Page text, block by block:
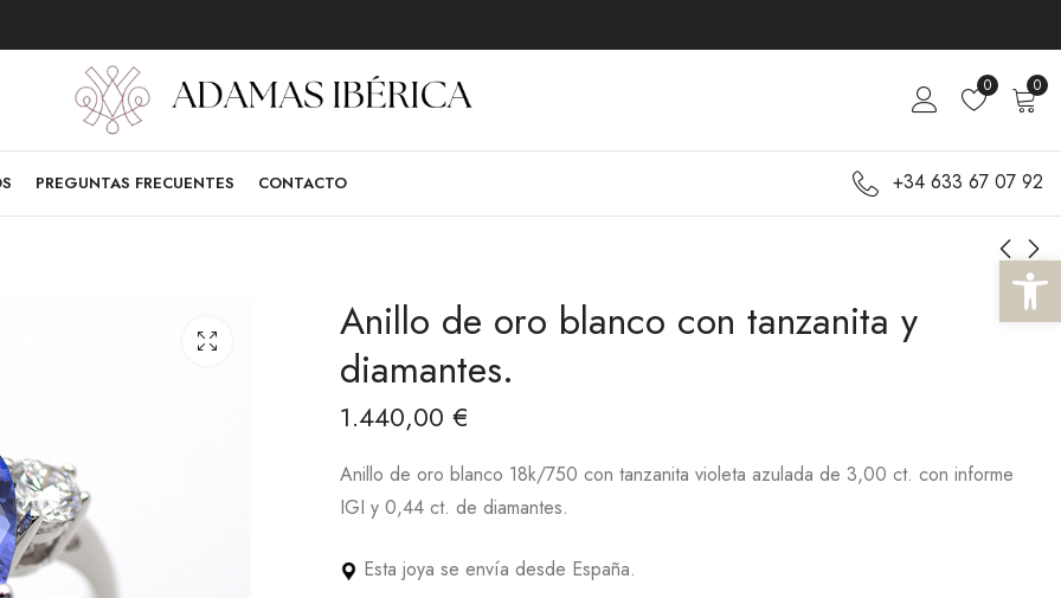
Abrir
0 0
PREGUNTAS FRECUENTES CONTACTO +34 633 67 07 92
Anillo de oro blanco
con diamante de 0,32
Anillo de oro blanco
con tanzanita y
Anillo de oro blanco con tanzanita y
diamantes.
1.440,00 €
Anillo de oro blanco 18k/750 con tanzanita violeta azulada de 3,00 ct. con informe
IGI y 0,44 ct. de diamantes.
Esta joya se envía desde España.